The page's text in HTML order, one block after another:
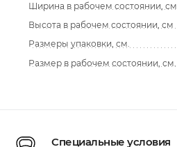
Ширина в рабочем состоянии, см
Высота в рабочем состоянии, см
Размеры упаковки, см.
Размер в рабочем состоянии, см.
Специальные условия